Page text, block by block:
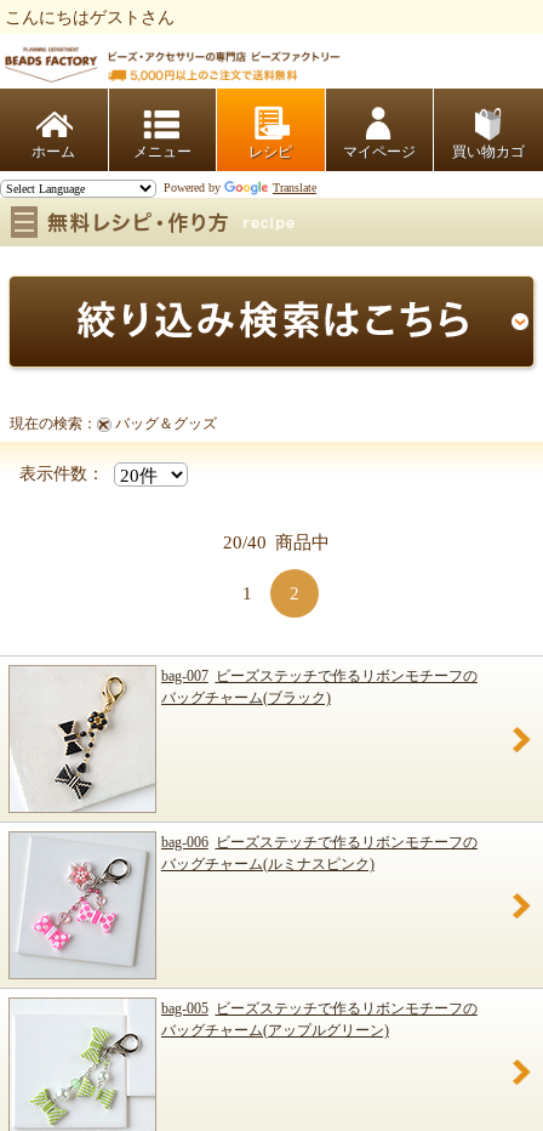
こんにちはゲストさん
ホーム レシピ マイページ 買い物カゴ
Powered by Translate
バッグ＆グッズ
現在の検索： バッグ＆グッズ
表示件数：
20/40 商品中
1 2
bag-007
ビーズステッチで作るリボンモチーフの
バッグチャーム(ブラック)
bag-006
ビーズステッチで作るリボンモチーフの
バッグチャーム(ルミナスピンク)
bag-005
ビーズステッチで作るリボンモチーフの
バッグチャーム(アップルグリーン)